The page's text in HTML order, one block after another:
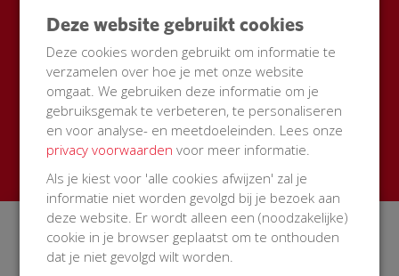
Ook een BuurtAED in jouw
straat?
Zamel met je buren geld in voor een AED + buitenkast
met korting
Start een actie
Over BuurtAED
Deze website gebruikt cookies
Deze cookies worden gebruikt om informatie te
verzamelen over hoe je met onze website
omgaat. We gebruiken deze informatie om je
gebruiksgemak te verbeteren, te personaliseren
en voor analyse- en meetdoeleinden. Lees onze
privacy voorwaarden voor meer informatie.
Als je kiest voor 'alle cookies afwijzen' zal je
informatie niet worden gevolgd bij je bezoek aan
deze website. Er wordt alleen een (noodzakelijke)
cookie in je browser geplaatst om te onthouden
dat je niet gevolgd wilt worden.